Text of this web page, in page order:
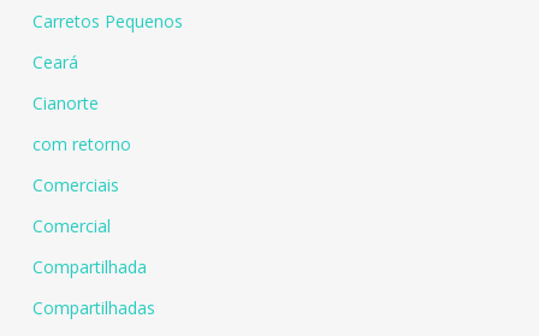
Carretos Pequenos
Ceará
Cianorte
com retorno
Comerciais
Comercial
Compartilhada
Compartilhadas